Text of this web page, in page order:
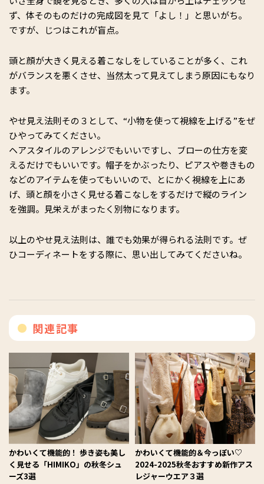
ず、体そのものだけの完成図を見て「よし！」と思いがち。
ですが、じつはこれが盲点。
頭と顔が大きく見える着こなしをしていることが多く、これ
がバランスを悪くさせ、当然太って見えてしまう原因にもなり
ます。
やせ見え法則その３として、“小物を使って視線を上げる”をぜ
ひやってみてください。
ヘアスタイルのアレンジでもいいですし、ブローの仕方を変
えるだけでもいいです。帽子をかぶったり、ピアスや巻きもの
などのアイテムを使ってもいいので、とにかく視線を上にあ
げ、頭と顔を小さく見せる着こなしをするだけで縦のライン
を強調。見栄えがまったく別物になります。
以上のやせ見え法則は、誰でも効果が得られる法則です。ぜ
ひコーディネートをする際に、思い出してみてくださいね。
関連記事
かわいくて機能的！ 歩き姿も美し
く見せる「HIMIKO」の秋冬シュ
ーズ3選
かわいくて機能的＆今っぽい♡
2024-2025秋冬おすすめ新作アス
レジャーウエア３選